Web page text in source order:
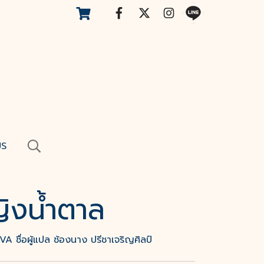
น้ำตาล
ชื่อผู้แปล ช้องนาง ปรีชาเจริญศิลป์